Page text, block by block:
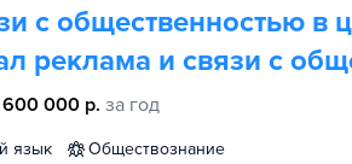
с общественностью в
реклама и связи с
600 000 р. за год
язык
обществознание